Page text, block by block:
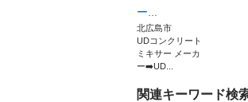
ー...
北広島市
UDコンクリート
ミキサー メーカ
ー➡️UD...
関連キーワード検